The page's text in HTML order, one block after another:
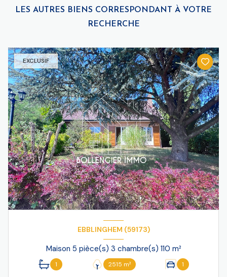
LES AUTRES BIENS CORRESPONDANT À VOTRE
RECHERCHE
EXCLUSIF
EBBLINGHEM (59173)
Maison 5 pièce(s) 3 chambre(s) 110 m²
1 2515 m² 1